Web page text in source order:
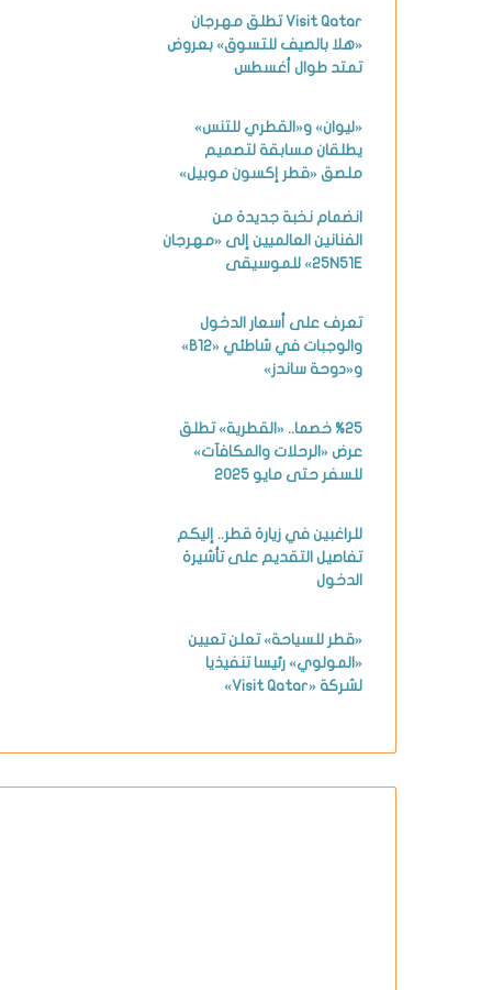
Visit Qatar تطلق مهرجان
«هلا بالصيف للتسوق» بعروض
تمتد طوال أغسطس
«ليوان» و«القطري للتنس»
يطلقان مسابقة لتصميم
ملصق «قطر إكسون موبيل»
انضمام نخبة جديدة من
الفنانين العالميين إلى «مهرجان
25N51E» للموسيقى
تعرف على أسعار الدخول
والوجبات في شاطئي «B12»
و«دوحة ساندز»
%25 خصما.. «القطرية» تطلق
عرض «الرحلات والمكافآت»
للسفر حتى مايو 2025
للراغبين في زيارة قطر.. إليكم
تفاصيل التقديم على تأشيرة
الدخول
«قطر للسياحة» تعلن تعيين
«المولوي» رئيسا تنفيذيا
لشركة «Visit Qatar»